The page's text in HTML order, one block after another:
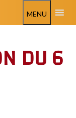
MENU
DU 6